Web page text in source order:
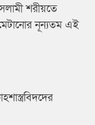
শরীয়তে
নূন্যতম এই